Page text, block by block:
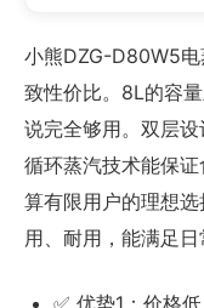
小熊DZG-D80W5
致性价比。8L的容
说完全够用。双层
循环蒸汽技术能保
算有限用户的理想
用、耐用，能满足日
✅ 优势1：价格